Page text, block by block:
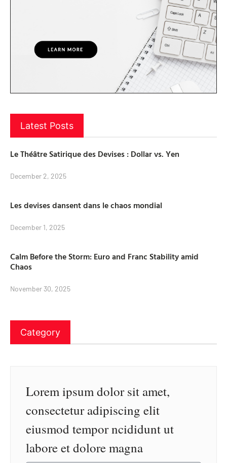
Latest Posts
Le Théâtre Satirique des Devises : Dollar vs. Yen
December 2, 2025
Les devises dansent dans le chaos mondial
December 1, 2025
Calm Before the Storm: Euro and Franc Stability amid
Chaos
November 30, 2025
Category
Lorem ipsum dolor sit amet,
consectetur adipiscing elit
eiusmod tempor ncididunt ut
labore et dolore magna